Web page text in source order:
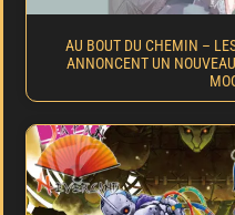
AU BOUT DU CHEMIN –
ANNONCENT UN